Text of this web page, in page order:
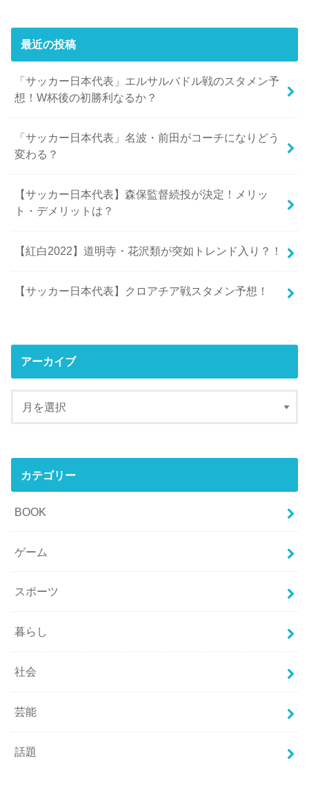
最近の投稿
「サッカー日本代表」エルサルバドル戦のスタメン予
想！W杯後の初勝利なるか？
「サッカー日本代表」名波・前田がコーチになりどう
変わる？
【サッカー日本代表】森保監督続投が決定！メリッ
ト・デメリットは？
【紅白2022】道明寺・花沢類が突如トレンド入り？！
【サッカー日本代表】クロアチア戦スタメン予想！
アーカイブ
カテゴリー
BOOK
ゲーム
スポーツ
暮らし
社会
芸能
話題